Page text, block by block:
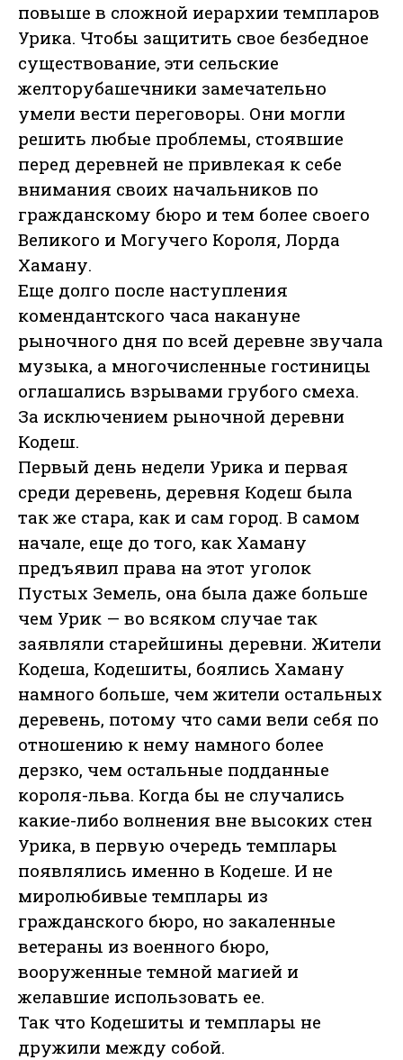
повыше в сложной иерархии темпларов
Урика. Чтобы защитить свое безбедное
существование, эти сельские
желторубашечники замечательно
умели вести переговоры. Они могли
решить любые проблемы, стоявшие
перед деревней не привлекая к себе
внимания своих начальников по
гражданскому бюро и тем более своего
Великого и Могучего Короля, Лорда
Хаману.
Еще долго после наступления
комендантского часа накануне
рыночного дня по всей деревне звучала
музыка, а многочисленные гостиницы
оглашались взрывами грубого смеха.
За исключением рыночной деревни
Кодеш.
Первый день недели Урика и первая
среди деревень, деревня Кодеш была
так же стара, как и сам город. В самом
начале, еще до того, как Хаману
предъявил права на этот уголок
Пустых Земель, она была даже больше
чем Урик — во всяком случае так
заявляли старейшины деревни. Жители
Кодеша, Кодешиты, боялись Хаману
намного больше, чем жители остальных
деревень, потому что сами вели себя по
отношению к нему намного более
дерзко, чем остальные подданные
короля-льва. Когда бы не случались
какие-либо волнения вне высоких стен
Урика, в первую очередь темплары
появлялись именно в Кодеше. И не
миролюбивые темплары из
гражданского бюро, но закаленные
ветераны из военного бюро,
вооруженные темной магией и
желавшие использовать ее.
Так что Кодешиты и темплары не
дружили между собой.